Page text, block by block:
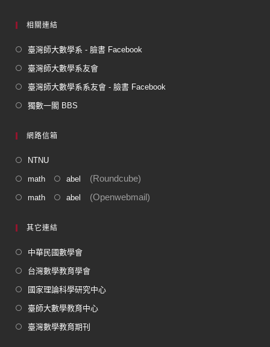
相關連結
臺灣師大數學系 - 臉書 Facebook
臺灣師大數學系友會
臺灣師大數學系系友會 - 臉書 Facebook
獨數一閣 BBS
網路信箱
NTNU
math abel (Roundcube)
math abel (Openwebmail)
其它連結
中華民國數學會
台灣數學教育學會
國家理論科學研究中心
臺師大數學教育中心
臺灣數學教育期刊